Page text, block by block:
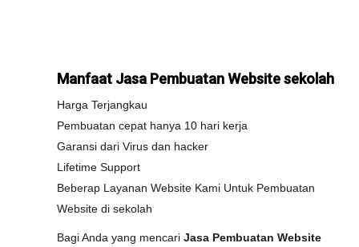
Manfaat Jasa Pembuatan Website sekolah
Harga Terjangkau
Pembuatan cepat hanya 10 hari kerja
Garansi dari Virus dan hacker
Lifetime Support
Beberap Layanan Website Kami Untuk Pembuatan
Website di sekolah
Bagi Anda yang mencari Jasa Pembuatan Website